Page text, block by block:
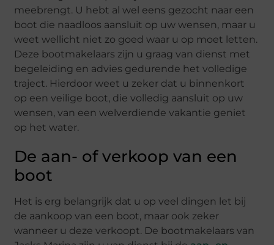
meebrengt. U hebt al wel eens gezocht naar een
boot die naadloos aansluit op uw wensen, maar u
weet wellicht niet zo goed waar u op moet letten.
Deze bootmakelaars zijn u graag van dienst met
begeleiding en advies gedurende het volledige
traject. Hierdoor weet u zeker dat u binnenkort
op een veilige boot, die volledig aansluit op uw
wensen, van een welverdiende vakantie geniet
op het water.
De aan- of verkoop van een
boot
Het is erg belangrijk dat u op veel dingen let bij
de aankoop van een boot, maar ook zeker
wanneer u deze verkoopt. De bootmakelaars van